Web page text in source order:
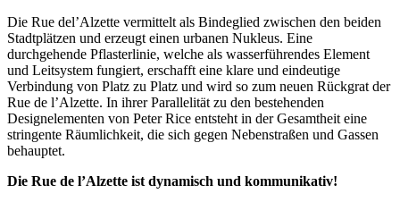
Die Rue del’Alzette vermittelt als Bindeglied zwischen den beiden
Stadtplätzen und erzeugt einen urbanen Nukleus. Eine
durchgehende Pflasterlinie, welche als wasserführendes Element
und Leitsystem fungiert, erschafft eine klare und eindeutige
Verbindung von Platz zu Platz und wird so zum neuen Rückgrat der
Rue de l’Alzette. In ihrer Parallelität zu den bestehenden
Designelementen von Peter Rice entsteht in der Gesamtheit eine
stringente Räumlichkeit, die sich gegen Nebenstraßen und Gassen
behauptet.
Die Rue de l’Alzette ist dynamisch und kommunikativ!